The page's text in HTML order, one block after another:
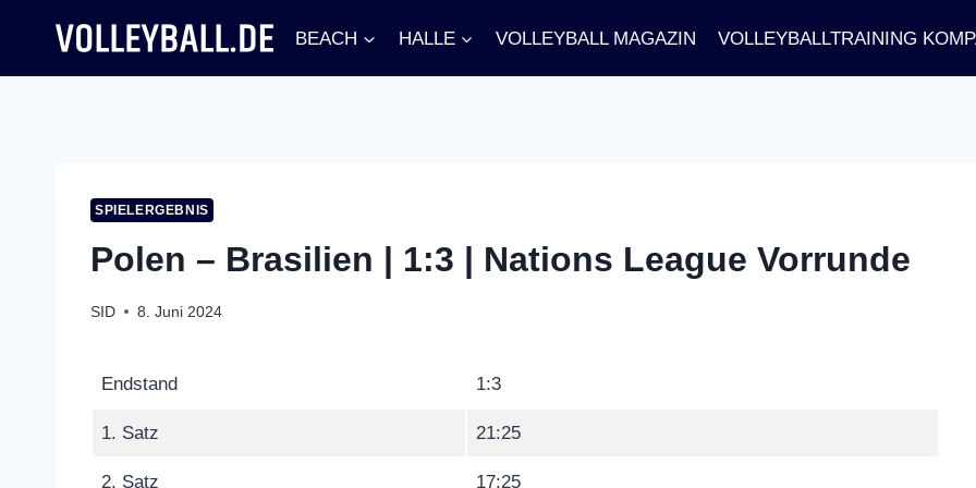
springen
BEACH HALLE VOLLEYBALL MAGAZIN VOLLEYBALLTRAINING
SPIELERGEBNIS
Polen – Brasilien | 1:3 | Nations League Vorrunde
SID 8. Juni 2024
Endstand 1:3
1. Satz 21:25
2. Satz 17:25